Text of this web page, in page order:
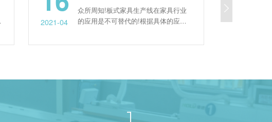
2021-04
众所周知!板式家具生产线在家具行业
的应用是不可替代的!根据具体的应用
的功能和配套也有很大不同。很多用户
2023-02